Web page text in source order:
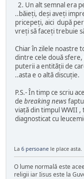
2. Un alt semnal era
..băieţi, deşi aveţi
pricepeţi, aici după
vreţi să faceţi trebuie
Chiar în zilele noastre
dintre cele două sfere,
puterii a entităţii de
..asta e o altă discuţie.
P.S.- În timp ce scriu
de breaking news
viaţă din timpul WWII ,
diagnosticat cu
La 6 persoane le place asta.
O lume normală este
religii iar Iisus este la